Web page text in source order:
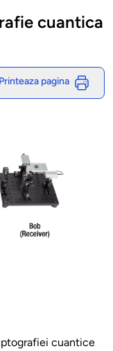
cuantica
Printeaza pagina
cuantice